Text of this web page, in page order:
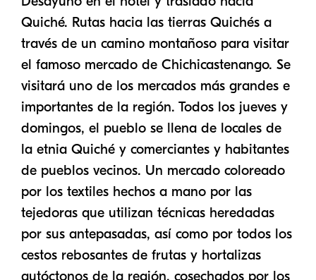
Quiché. Rutas hacia las tierras Quichés a
través de un camino montañoso para visitar
el famoso mercado de Chichicastenango. Se
visitará uno de los mercados más grandes e
importantes de la región. Todos los jueves y
domingos, el pueblo se llena de locales de
la etnia Quiché y comerciantes y habitantes
de pueblos vecinos. Un mercado coloreado
por los textiles hechos a mano por las
tejedoras que utilizan técnicas heredadas
por sus antepasadas, así como por todos los
cestos rebosantes de frutas y hortalizas
autóctonos de la región, cosechados por los